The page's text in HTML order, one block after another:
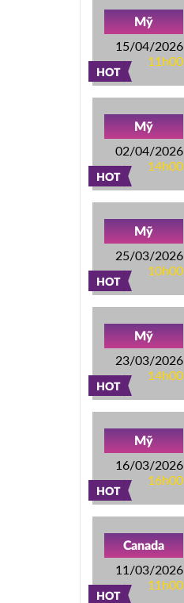
HOT
Mỹ
15/04/2026
11h00
HOT
Mỹ
02/04/2026
14h00
HOT
Mỹ
25/03/2026
10h00
HOT
Mỹ
23/03/2026
14h00
HOT
Mỹ
16/03/2026
16h00
HOT
Canada
11/03/2026
11h00